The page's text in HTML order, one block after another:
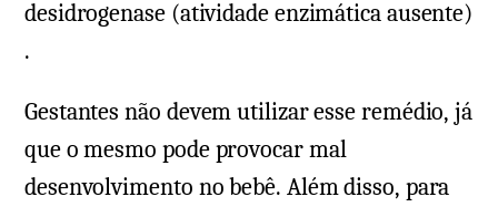
desidrogenase (atividade enzimática ausente)
.
Gestantes não devem utilizar esse remédio, já
que o mesmo pode provocar mal
desenvolvimento no bebê. Além disso, para